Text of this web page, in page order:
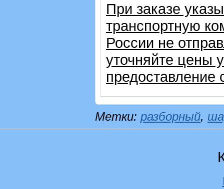
При заказе
транспортную
России не
уточняйте цены
предоставление
Метки: разборный,